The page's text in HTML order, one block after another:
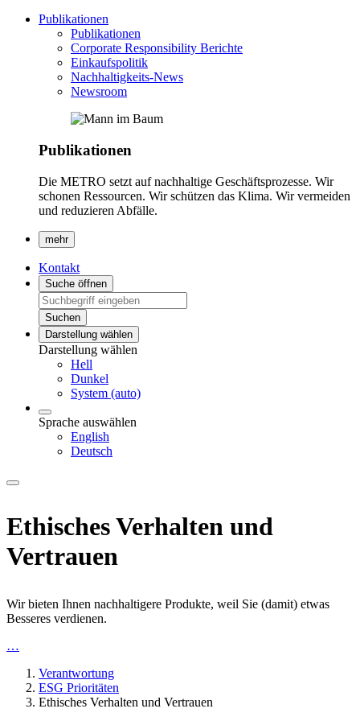
Publikationen
Publikationen
Corporate Responsibility Berichte
Einkaufspolitik
Nachhaltigkeits-News
Newsroom
Publikationen
Die METRO setzt auf nachhaltige Geschäftsprozesse. Wir
schonen Ressourcen. Wir schützen das Klima. Wir vermeiden
und reduzieren Abfälle.
mehr
Kontakt
Suche öffnen
Suchen
Darstellung wählen
Darstellung wählen
Hell
Dunkel
System (auto)
Sprache auswählen
English
Deutsch
Ethisches Verhalten und
Vertrauen
Wir bieten Ihnen nachhaltigere Produkte, weil Sie (damit) etwas
Besseres verdienen.
…
Verantwortung
ESG Prioritäten
Ethisches Verhalten und Vertrauen